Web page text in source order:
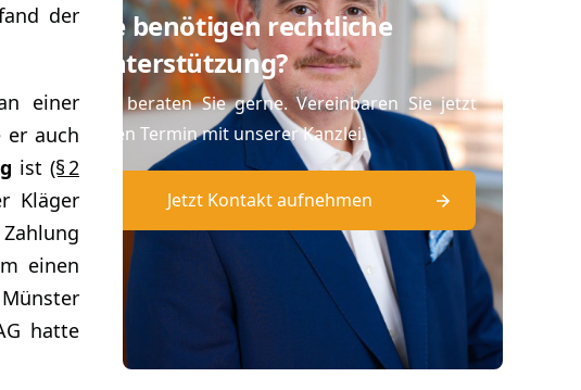
der
einer
er auch
ist(§ 2
Kläger
einen
hatte
Sie benötigen rechtliche
Unterstützung?
Wir beraten Sie gerne. Vereinbaren Sie jetzt
einen Termin mit unserer Kanzlei.
Jetzt Kontakt aufnehmen